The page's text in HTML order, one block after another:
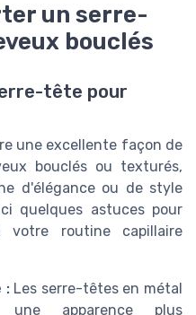
un serre-
bouclés
tête pour
une excellente façon de
bouclés ou texturés,
d'élégance ou de style
quelques astuces pour
votre routine capillaire
:Les serre-têtes en métal
apparence plus